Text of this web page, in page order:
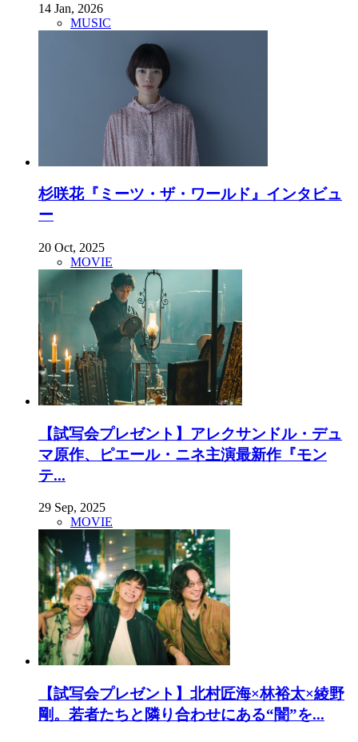
14 Jan, 2026
MUSIC
杉咲花『ミーツ・ザ・ワールド』インタビュ
ー
20 Oct, 2025
MOVIE
【試写会プレゼント】アレクサンドル・デュ
マ原作、ピエール・ニネ主演最新作『モン
テ...
29 Sep, 2025
MOVIE
【試写会プレゼント】北村匠海×林裕太×綾野
剛。若者たちと隣り合わせにある“闇”を...